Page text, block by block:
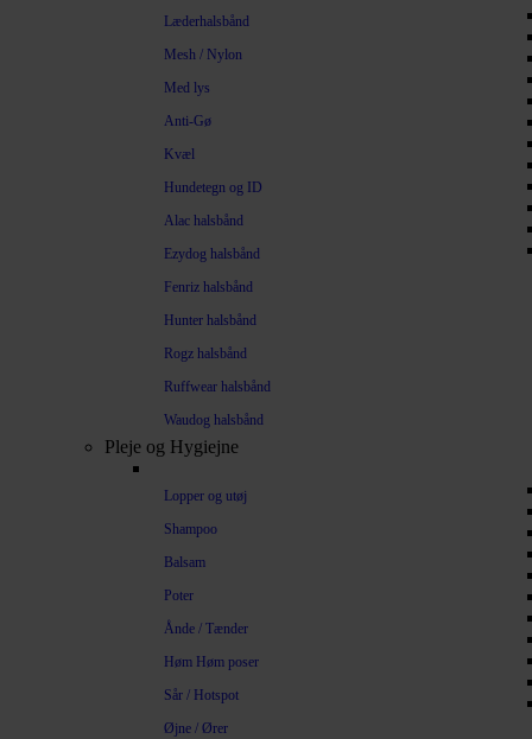
Læderhalsbånd
Mesh / Nylon
Med lys
Anti-Gø
Kvæl
Hundetegn og ID
Alac halsbånd
Ezydog halsbånd
Fenriz halsbånd
Hunter halsbånd
Rogz halsbånd
Ruffwear halsbånd
Waudog halsbånd
Pleje og Hygiejne
Lopper og utøj
Shampoo
Balsam
Poter
Ånde / Tænder
Høm Høm poser
Sår / Hotspot
Øjne / Ører